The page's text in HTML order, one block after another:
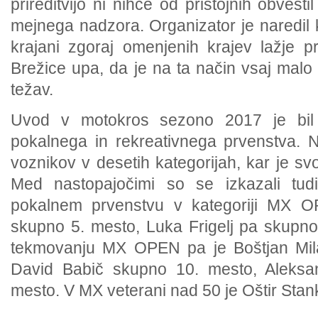
prireditvijo ni nihče od pristojnih
mejnega nadzora. Organizator je
krajani zgoraj omenjenih krajev lažje
Brežice upa, da je na ta način vsaj
težav.
Uvod v motokros sezono 2017 je
pokalnega in rekreativnega prvenstva.
voznikov v desetih kategorijah, kar je
Med nastopajočimi so se izkazali
pokalnem prvenstvu v kategoriji MX
skupno 5. mesto, Luka Frigelj pa
tekmovanju MX OPEN pa je Boštjan
David Babič skupno 10. mesto,
mesto. V MX veterani nad 50 je Oštir